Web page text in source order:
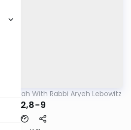
Mishnah With Rabbi Aryeh Lebowitz
Avos 2,8-9